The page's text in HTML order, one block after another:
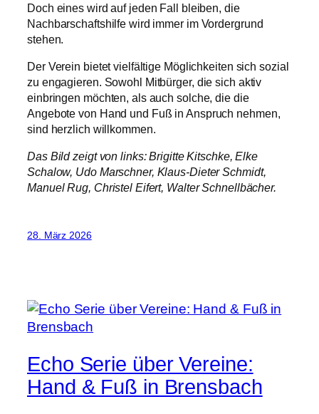
Doch eines wird auf jeden Fall bleiben, die
Nachbarschaftshilfe wird immer im Vordergrund
stehen.
Der Verein bietet vielfältige Möglichkeiten sich sozial
zu engagieren. Sowohl Mitbürger, die sich aktiv
einbringen möchten, als auch solche, die die
Angebote von Hand und Fuß in Anspruch nehmen,
sind herzlich willkommen.
Das Bild zeigt von links: Brigitte Kitschke, Elke
Schalow, Udo Marschner, Klaus-Dieter Schmidt,
Manuel Rug, Christel Eifert, Walter Schnellbächer.
28. März 2026
Echo Serie über Vereine:
Hand & Fuß in Brensbach